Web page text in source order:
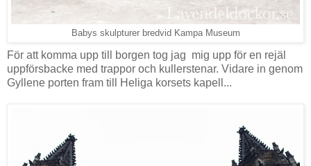
Babys skulpturer bredvid Kampa Museum
För att komma upp till borgen tog jag mig upp för en rejäl
uppförsbacke med trappor och kullerstenar. Vidare in genom
Gyllene porten fram till Heliga korsets kapell...